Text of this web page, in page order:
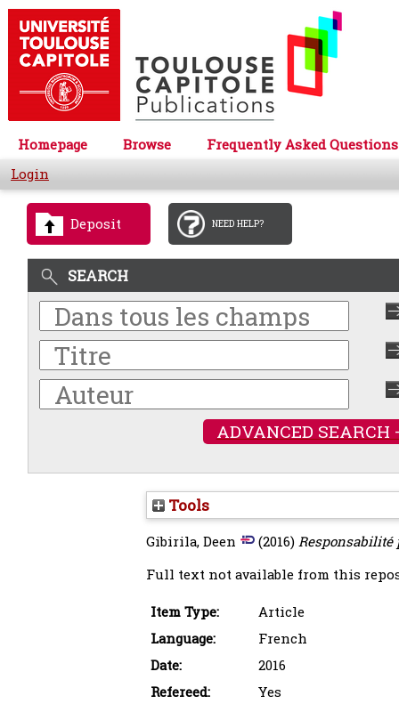
Homepage Browse
Frequently Asked Questions
Login
Deposit NEED HELP?
SEARCH
ADVANCED SEARCH
Tools
Gibirila, Deen (2016)Responsabilité
Full text not available from this
Item Type:
Article
Language:
French
Date:
2016
Refereed:
Yes